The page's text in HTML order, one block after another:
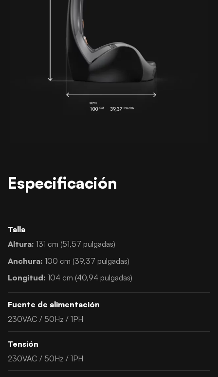
Especificación
Talla
Altura: 131 cm (51,57 pulgadas)
Anchura: 100 cm (39,37 pulgadas)
Longitud: 104 cm (40,94 pulgadas)
Fuente de alimentación
230VAC / 50Hz / 1PH
Tensión
230VAC / 50Hz / 1PH